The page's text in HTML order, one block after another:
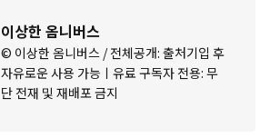
이상한 옴니버스
© 이상한 옴니버스 / 전체공개: 출처기입 후
자유로운 사용 가능ㅣ유료 구독자 전용: 무
단 전재 및 재배포 금지